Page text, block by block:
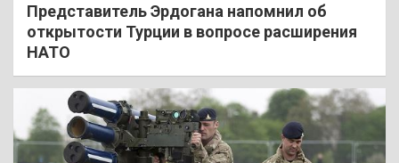
Представитель Эрдогана напомнил об
открытости Турции в вопросе расширения
НАТО